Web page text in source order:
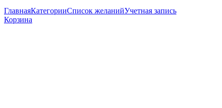
ГлавнаяКатегорииСписок желанийУчетная запись
Корзина